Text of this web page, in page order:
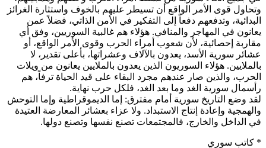
وتحاول قوى الأمر الواقع أن تسيطر عليهم بالخوف واستثارة الغرائز
البدائية، وتدفعهم دفعاً إلى التفكير في الأمن الذاتي، فضلاً عمن
يعانون في المهاجر والمنافي. هؤلاء هم غالبية السوريين، وفق أي
مقاربة إحصائية، لأن شعوب أمراء الحرب وقوى الأمر الواقع، أو
عشائر سورية الأسد، يعدون بالآلاف وعشراتها، بأعلى تقدير، لا
بالملايين. هؤلاء السوريون الذين يعدون بالملايين يعانون من ويلات
الحرب، والذين صار عندهم مجرد البقاء على قيد الحياة ترفاً، هم
رأسمال سورية الغد وما بعد الغد، فلكل حرب نهاية.
لقد وضع التاريخ سورية أمام مفترق: إما الديموقراطية وإما التوحش
والهمجية وإعادة إنتاج الاستبداد. ولا عزاء بعشائر المعارضة العتيدة
في الداخل والخارج، فالمجتمعات تصنع نفسها وتصنع دولها.
* كاتب سوري